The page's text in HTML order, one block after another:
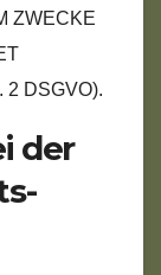
ZWECKE
2 DSGVO).
der